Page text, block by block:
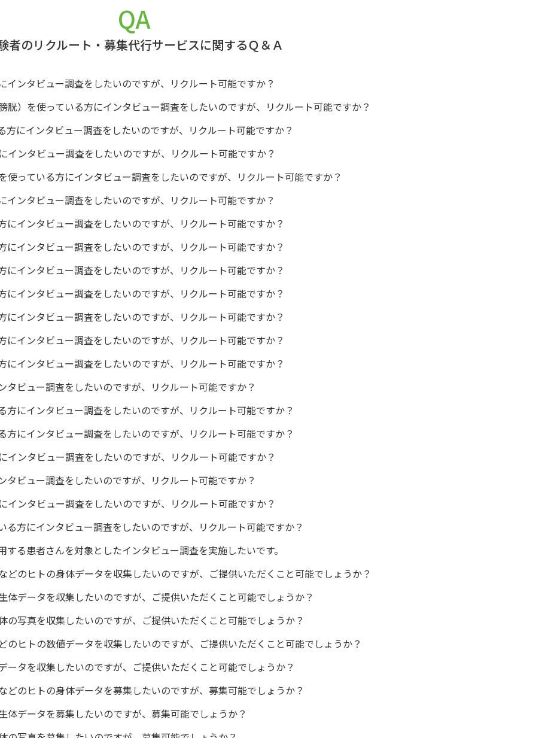
QA
者のリクルート・募集代行サービスに関するＱ＆Ａ
ンタビュー調査をしたいのですが、リクルート可能ですか？
）を使っている方にインタビュー調査をしたいのですが、リクルート可能ですか？
にインタビュー調査をしたいのですが、リクルート可能ですか？
インタビュー調査をしたいのですが、リクルート可能ですか？
っている方にインタビュー調査をしたいのですが、リクルート可能ですか？
ンタビュー調査をしたいのですが、リクルート可能ですか？
インタビュー調査をしたいのですが、リクルート可能ですか？
インタビュー調査をしたいのですが、リクルート可能ですか？
インタビュー調査をしたいのですが、リクルート可能ですか？
インタビュー調査をしたいのですが、リクルート可能ですか？
インタビュー調査をしたいのですが、リクルート可能ですか？
インタビュー調査をしたいのですが、リクルート可能ですか？
インタビュー調査をしたいのですが、リクルート可能ですか？
ビュー調査をしたいのですが、リクルート可能ですか？
にインタビュー調査をしたいのですが、リクルート可能ですか？
にインタビュー調査をしたいのですが、リクルート可能ですか？
インタビュー調査をしたいのですが、リクルート可能ですか？
ビュー調査をしたいのですが、リクルート可能ですか？
インタビュー調査をしたいのですが、リクルート可能ですか？
方にインタビュー調査をしたいのですが、リクルート可能ですか？
る患者さんを対象としたインタビュー調査を実施したいです。
どのヒトの身体データを収集したいのですが、ご提供いただくこと可能でしょうか？
体データを収集したいのですが、ご提供いただくこと可能でしょうか？
の写真を収集したいのですが、ご提供いただくこと可能でしょうか？
のヒトの数値データを収集したいのですが、ご提供いただくこと可能でしょうか？
ータを収集したいのですが、ご提供いただくこと可能でしょうか？
どのヒトの身体データを募集したいのですが、募集可能でしょうか？
データを募集したいのですが、募集可能でしょうか？